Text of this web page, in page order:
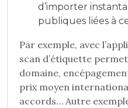
d’importer
publiques liées à
Par exemple, avec
scan d’étiquette
domaine,
prix moyen
accords… Autre